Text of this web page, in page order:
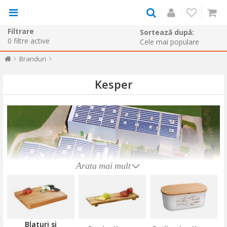
Filtrare
0 filtre active
Sortează după:
Branduri
Kesper
Arata mai mult
Blaturi si